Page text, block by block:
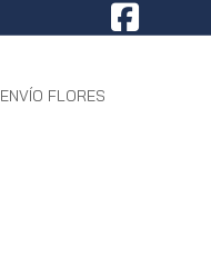
ENVÍO FLORES